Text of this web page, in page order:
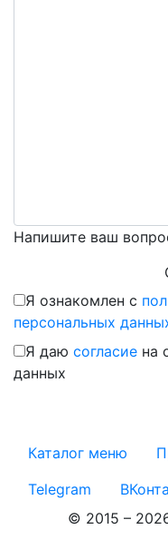
Напишите ваш
Я ознакомлен с
персональных
Я даю согласие на
данных
Каталог меню
Telegram
© 2015 –